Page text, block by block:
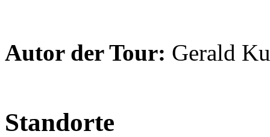
Autor der Tour: Gerald
Standorte